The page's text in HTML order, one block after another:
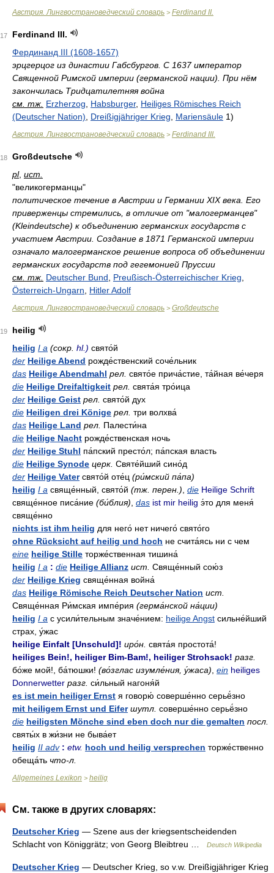
Австрия. Лингвострановедческий словарь > Ferdinand II.
17
Ferdinand III.
Фердинанд III (1608-1657)
эрцгерцог из династии Габсбургов. С 1637 император
Священной Римской империи (германской нации). При нём
закончилась Тридцатилетняя война
см. тж. Erzherzog Habsburger, Heiliges Römisches Reich
(Deutscher Nation)
Dreißigjähriger Krieg Mariensäule 1)
Австрия. Лингвострановедческий словарь > Ferdinand III.
18
Großdeutsche
pl, ист.
"великогерманцы"
политическое течение в Австрии и Германии XIX века. Его
приверженцы стремились, в отличие от "малогерманцев"
(Kleindeutsche) к объединению германских государств с
участием Австрии. Создание в 1871 Германской империи
означало малогерманское решение вопроса об объединении
германских государств под гегемонией Пруссии
см. тж. Deutscher Bund Preußisch-Österreichischer Krieg
Österreich-Ungarn
Hitler Adolf
Австрия. Лингвострановедческий словарь > Großdeutsche
19
heilig
heilig I a (сокр. hl.) свято́й
der Heilige Abend рожде́ственский соче́льник
das Heilige Abendmahl рел. свято́е прича́стие, та́йная ве́черя
die Heilige Dreifaltigkeit рел. свята́я тро́ица
der Heilige Geist рел. свято́й дух
die Heiligen drei Könige рел. три волхва́
das Heilige Land рел. Палести́на
die Heilige Nacht рожде́ственская ночь
der Heilige Stuhl па́пский престо́л; па́пская власть
die Heilige Synode церк. Святе́йший сино́д
der Heilige Vaterсвято́й оте́ц (ри́мский па́па)
heilig I a свяще́нный, свято́й (тж. перен.) die Heilige Schrift
свяще́нное писа́ние (би́блия) das ist mir heilig э́то для меня́
свяще́нно
nichts ist ihm heilig для него́ нет ничего́ свято́го
ohne Rücksicht auf heilig und hoch не счита́ясь ни с чем
eine heilige Stille торже́ственная тишина́
heilig I a : die Heilige Allianz ист. Свяще́нный сою́з
der Heilige Krieg свяще́нная война́
das Heilige Römische Reich Deutscher Nation ист.
Свяще́нная Ри́мская импе́рия (герма́нской на́ции)
heilig I a с усили́тельным значе́нием: heilige Angst сильне́йший
страх, у́жас
heilige Einfalt [Unschuld]! иро́н. свята́я простота́!
heiliges Bein!, heiliger Bim-Bam!, heiliger Strohsack! разг.
бо́же мой!, ба́тюшки! (во́зглас изумле́ния, у́жаса) ein heiliges
Donnerwetter разг. си́льный нагоня́й
es ist mein heiliger Ernst я говорю́ соверше́нно серьё́зно
mit heiligem Ernst und Eifer шутл. соверше́нно серьё́зно
die heiligsten Mönche sind eben doch nur die gemalten посл.
святы́х в жи́зни не быва́ет
heilig II adv : etw. hoch und heilig versprechen торже́ственно
обеща́ть что-л.
Allgemeines Lexikon > heilig
См. также в других словарях:
Deutscher Krieg — Szene aus der kriegsentscheidenden
Schlacht von Königgrätz; von Georg Bleibtreu …
Deutsch Wikipedia
Deutscher Krieg — Deutscher Krieg, so v.w. Dreißigjähriger Krieg